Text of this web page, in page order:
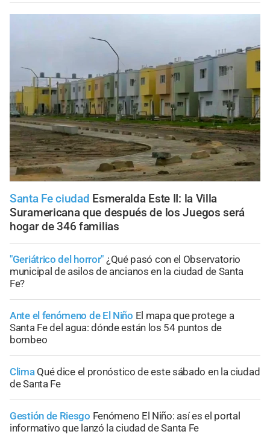
Santa Fe ciudad Esmeralda Este II: la Villa
Suramericana que después de los Juegos será
hogar de 346 familias
"Geriátrico del horror" ¿Qué pasó con el Observatorio
municipal de asilos de ancianos en la ciudad de Santa
Fe?
Ante el fenómeno de El Niño El mapa que protege a
Santa Fe del agua: dónde están los 54 puntos de
bombeo
Clima Qué dice el pronóstico de este sábado en la ciudad
de Santa Fe
Gestión de Riesgo Fenómeno El Niño: así es el portal
informativo que lanzó la ciudad de Santa Fe